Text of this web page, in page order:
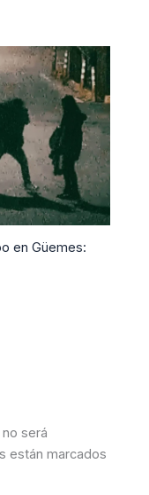
en Güemes:
será
están marcados